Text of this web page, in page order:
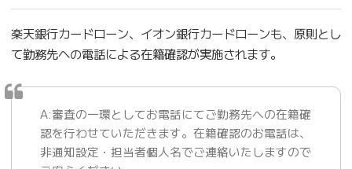
楽天銀行カードローン、イオン銀行カードローンも、原則とし
て勤務先への電話による在籍確認が実施されます。
A:審査の一環としてお電話にてご勤務先への在籍確
認を行わせていただきます。在籍確認のお電話は、
非通知設定・担当者個人名でご連絡いたしますので